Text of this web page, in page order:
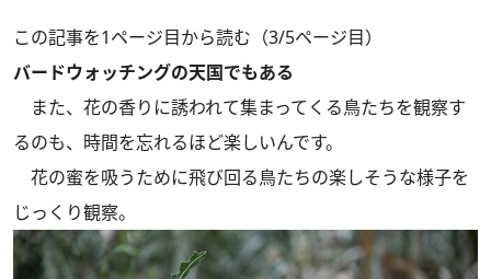
この記事を1ページ目から読む（3/5ページ目）
バードウォッチングの天国でもある
また、花の香りに誘われて集まってくる鳥たちを観察す
るのも、時間を忘れるほど楽しいんです。
花の蜜を吸うために飛び回る鳥たちの楽しそうな様子を
じっくり観察。